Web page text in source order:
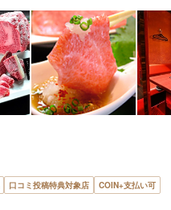
口コミ投稿特典対象店
COIN+支払い可